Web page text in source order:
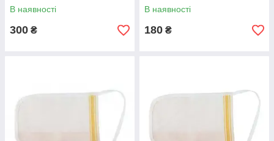
В наявності
300 ₴
В наявності
180 ₴